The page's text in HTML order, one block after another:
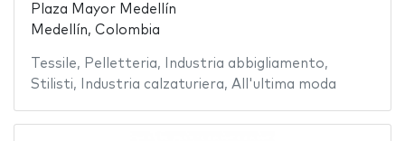
Plaza Mayor Medellín
Medellín, Colombia
Tessile, Pelletteria, Industria abbigliamento,
Stilisti, Industria calzaturiera, All'ultima moda